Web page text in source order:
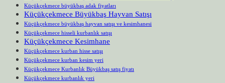
Küçükçekmece büyükbaş adak fiyatları
Küçükçekmece Büyükbaş Hayvan Satışı
Küçükçekmece büyükbaş hayvan satışı ve kesimhanesi
Küçükçekmece hisseli kurbanlık satışı
Küçükçekmece Kesimhane
Küçükçekmece kurban hisse satışı
Küçükçekmece kurban kesim yeri
Küçükçekmece Kurbanlık Büyükbaş satış fiyatı
Küçükçekmece kurbanlık yeri